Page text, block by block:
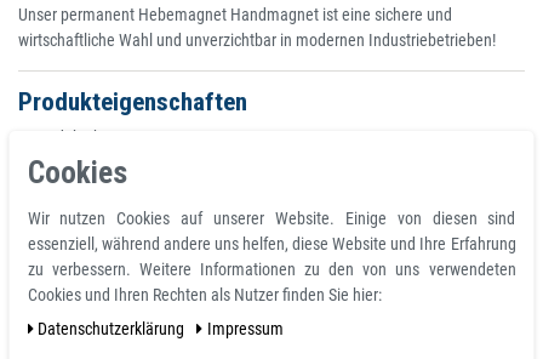
Unser permanent Hebemagnet Handmagnet ist eine sichere und
wirtschaftliche Wahl und unverzichtbar in modernen Industriebetrieben!
Produkteigenschaften
Produktabmessungen 12,7 L x 12,7 B x 2,5 D cm
Farbe: rot (red)
Form: Rechteckig
Gewicht: 460 Gramm - 0,46 kg
Hebt Gewichte von bis 45 kg
Sichere Traglast von 22 kg
Material: Kunststoff
Ergonomischer, rutschfester Gummigriff
Cookies
Wir nutzen Cookies auf unserer Website. Einige von diesen sind
essenziell, während andere uns helfen, diese Website und Ihre Erfahrung
zu verbessern. Weitere Informationen zu den von uns verwendeten
Cookies und Ihren Rechten als Nutzer finden Sie hier:
Daten­schutz­erklärung
Impressum